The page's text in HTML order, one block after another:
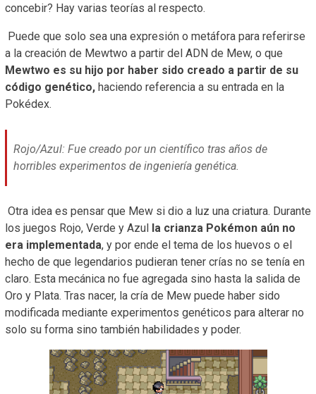
concebir? Hay varias teorías al respecto.
Puede que solo sea una expresión o metáfora para referirse
a la creación de Mewtwo a partir del ADN de Mew, o que
Mewtwo es su hijo por haber sido creado a partir de su
código genético, haciendo referencia a su entrada en la
Pokédex.
Rojo/Azul: Fue creado por un científico tras años de
horribles experimentos de ingeniería genética.
Otra idea es pensar que Mew si dio a luz una criatura. Durante
los juegos Rojo, Verde y Azul
la crianza Pokémon aún no
era implementada, y por ende el tema de los huevos o el
hecho de que legendarios pudieran tener crías no se tenía en
claro. Esta mecánica no fue agregada sino hasta la salida de
Oro y Plata. Tras nacer, la cría de Mew puede haber sido
modificada mediante experimentos genéticos para alterar no
solo su forma sino también habilidades y poder.